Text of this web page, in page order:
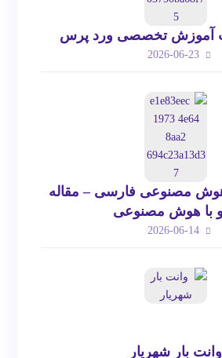
آموزش تخصصی ورد پرس
2026-06-23
هوش مصنوعی فارسی – مقاله
با هوش مصنوعی
2026-06-14
وانت بار شهریار